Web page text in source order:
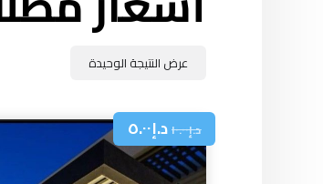
عرض النتيجة الوحيدة
د.إ١٠.٠٠د.إ٥.٠٠